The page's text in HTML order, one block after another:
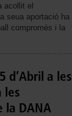
acollit el
seua aportació ha
compromés i la
d’Abril a les
les
la DANA